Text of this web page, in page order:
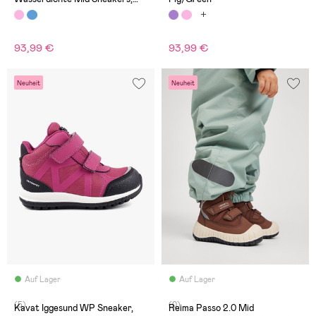
Rose Blush
93,99 € 93,99 €
Neuheit
Auf Lager
(5)
Kavat Iggesund WP Sneaker,
Neuheit
Auf Lager
(0)
Reima Passo 2.0 Mid